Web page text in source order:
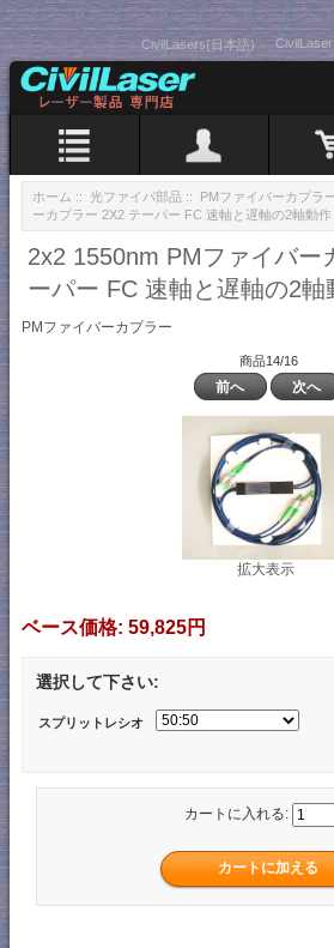
CivilLasers(日本語)
ホーム :: 光ファイバ部品 :: PMファイバーカプラ
ーカプラー 2X2 テーパー FC 速軸と遅軸の2軸動作
2x2 1550nm PMファイバー
ーパー FC 速軸と遅軸の2軸
PMファイバーカプラー
商品14/16
前へ 次へ
拡大表示
ベース価格: 59,825円
選択して下さい:
スプリットレシオ
カートに入れる: